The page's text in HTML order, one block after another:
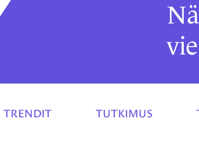
TRENDIT TUTKIMUS